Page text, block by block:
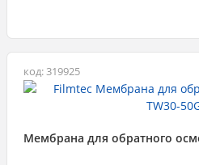
код: 319925
Мембрана для обратного